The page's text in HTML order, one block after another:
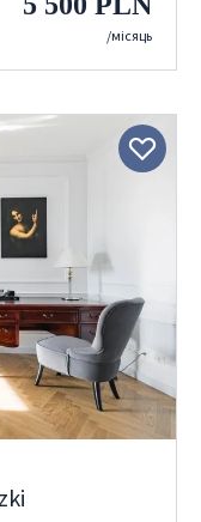
/місяць